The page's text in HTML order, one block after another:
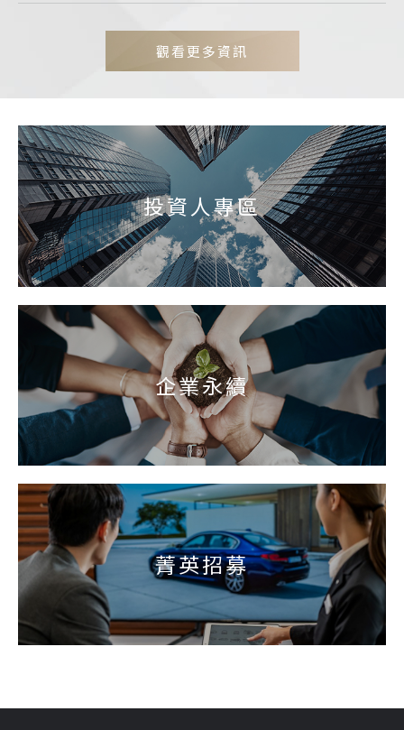
觀看更多資訊
投資人專區
企業永續
菁英招募